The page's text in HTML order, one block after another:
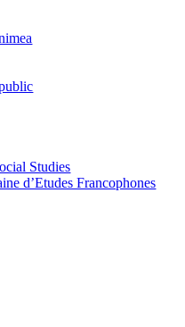
Studies
d’Etudes Francophones